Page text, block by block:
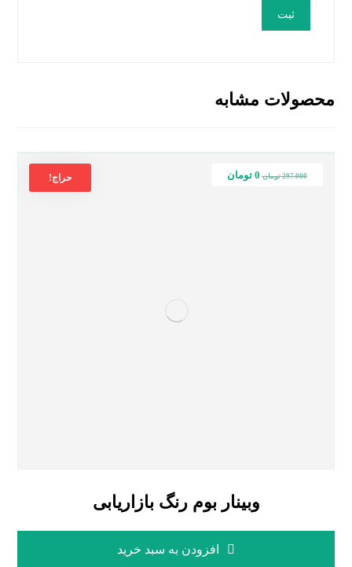
محصولات مشابه
حراج!
وبینار بوم رنگ بازاریابی
297.000 تومان 0 تومان
افزودن به سبد خرید